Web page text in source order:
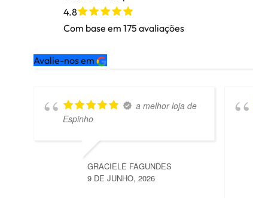
4.8
Com base em 175 avaliações
Avalie-nos em
a melhor loja de
Espinho
GRACIELE FAGUNDES
9 DE JUNHO, 2026